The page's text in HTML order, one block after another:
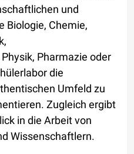
und
Biologie, Chemie,
Pharmazie oder
die
Umfeld zu
Zugleich ergibt
in die Arbeit von
Wissenschaftlern.